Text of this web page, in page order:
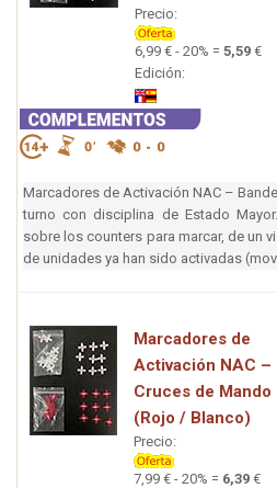
Precio:
6,99 € - 20% = 5,59 €
Edición:
Marcadores de Activación NAC –
turno con disciplina de Estado
sobre los counters para marcar, de un
de unidades ya han sido activadas
Marcadores de
Activación NAC –
Cruces de Mando
(Rojo / Blanco)
Precio:
7,99 € - 20% = 6,39 €